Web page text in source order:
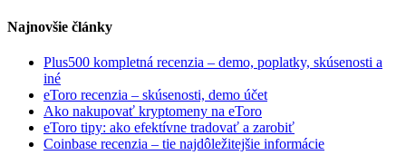
Najnovšie články
Plus500 kompletná recenzia – demo, poplatky, skúsenosti a
iné
eToro recenzia – skúsenosti, demo účet
Ako nakupovať kryptomeny na eToro
eToro tipy: ako efektívne tradovať a zarobiť
Coinbase recenzia – tie najdôležitejšie informácie